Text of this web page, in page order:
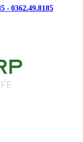
- 0362.49.8185